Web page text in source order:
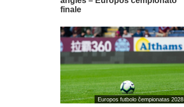
finale
Europos futbolo čempionatas 2028